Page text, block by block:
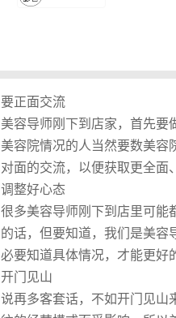
要正面交流
美容导师刚下到店家，首先要
美容院情况的人当然要数美容
对面的交流，以便获取更全面
调整好心态
很多美容导师刚下到店里可能
的话，但要知道，我们是美容
必要知道具体情况，才能更好
开门见山
说再多客套话，不如开门见山